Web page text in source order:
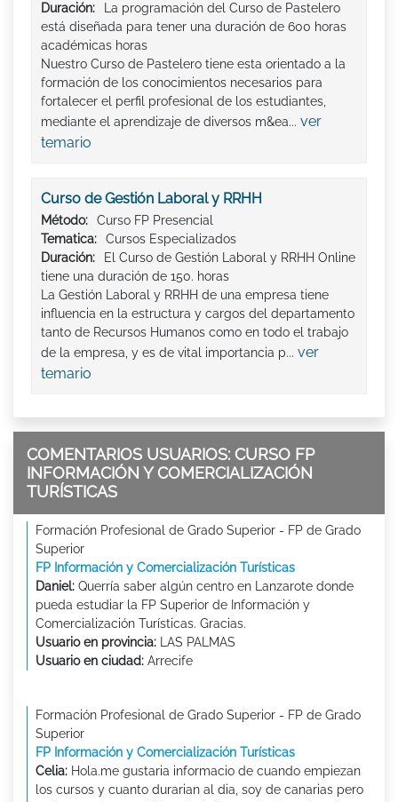
Duración:
La programación del Curso de Pastelero
está diseñada para tener una duración de 600 horas
académicas horas
Nuestro Curso de Pastelero tiene esta orientado a la
formación de los conocimientos necesarios para
fortalecer el perfil profesional de los estudiantes,
mediante el aprendizaje de diversos m&ea... ver
temario
Curso de Gestión Laboral y RRHH
Método:
Curso FP Presencial
Tematica:
Cursos Especializados
Duración:
El Curso de Gestión Laboral y RRHH Online
tiene una duración de 150. horas
La Gestión Laboral y RRHH de una empresa tiene
influencia en la estructura y cargos del departamento
tanto de Recursos Humanos como en todo el trabajo
de la empresa, y es de vital importancia p... ver
temario
COMENTARIOS USUARIOS: CURSO FP
INFORMACIÓN Y COMERCIALIZACIÓN
TURÍSTICAS
Formación Profesional de Grado Superior - FP de Grado
Superior
FP Información y Comercialización Turísticas
Daniel: Querría saber algún centro en Lanzarote donde
pueda estudiar la FP Superior de Información y
Comercialización Turísticas. Gracias.
Usuario en provincia: LAS PALMAS
Usuario en ciudad: Arrecife
Formación Profesional de Grado Superior - FP de Grado
Superior
FP Información y Comercialización Turísticas
Celia: Hola.me gustaria informacio de cuando empiezan
los cursos y cuanto durarian al dia, soy de canarias pero